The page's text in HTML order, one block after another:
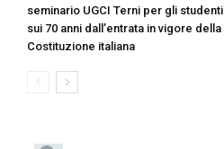
seminario UGCI Terni per gli studenti
sui 70 anni dall’entrata in vigore della
Costituzione italiana